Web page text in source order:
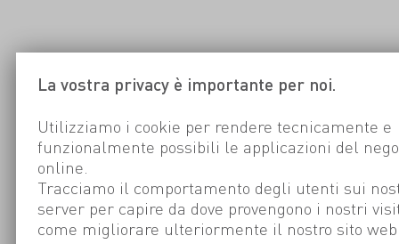
La vostra privacy è importante per noi.
Utilizziamo i cookie per rendere tecnicamente e
funzionalmente possibili le applicazioni del
online.
Tracciamo il comportamento degli utenti sui
server per capire da dove provengono i nostri
come migliorare ulteriormente il nostro sito